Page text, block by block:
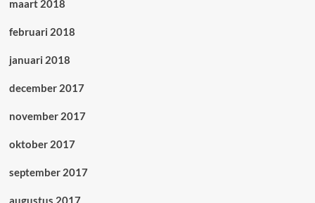
maart 2018
februari 2018
januari 2018
december 2017
november 2017
oktober 2017
september 2017